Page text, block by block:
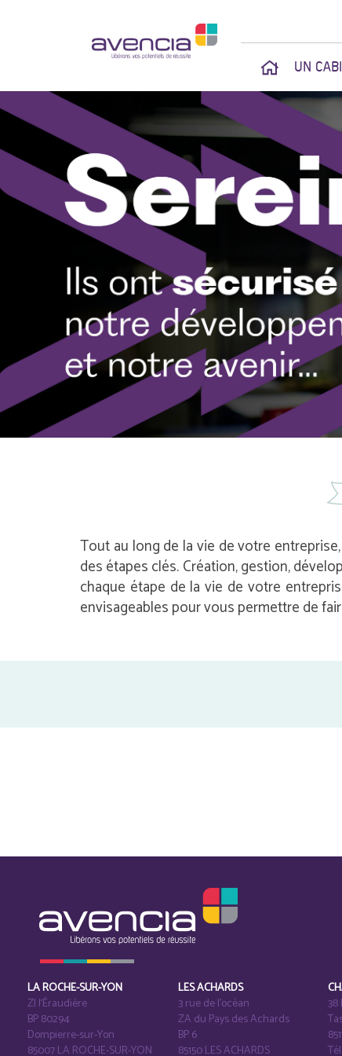
UN
Tout au long de la vie de votre
des étapes clés. Création, gestion,
chaque étape de la vie de votre
envisageables pour vous permettre de
LA ROCHE-SUR-YON
ZI l‘Éraudière
BP 80294
Dompierre-sur-Yon
85007 LA ROCHE-SUR-YON
LES ACHARDS
3 rue de l’océan
ZA du Pays des Achards
BP 6
85150 LES ACHARDS